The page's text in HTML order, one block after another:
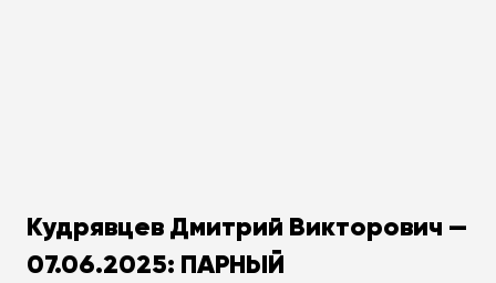
Кудрявцев Дмитрий Викторович —
07.06.2025: ПАРНЫЙ